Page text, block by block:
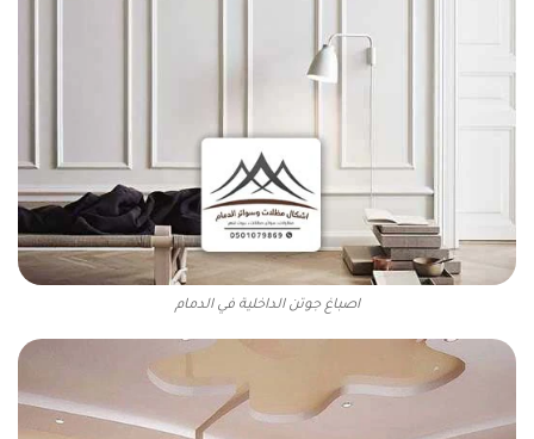
اصباغ جوتن الداخلية في الدمام